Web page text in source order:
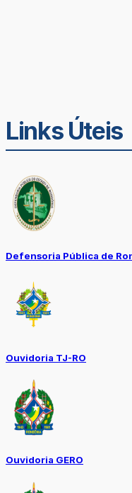
Links Úteis
Defensoria Pública de
Ouvidoria TJ-RO
Ouvidoria GERO